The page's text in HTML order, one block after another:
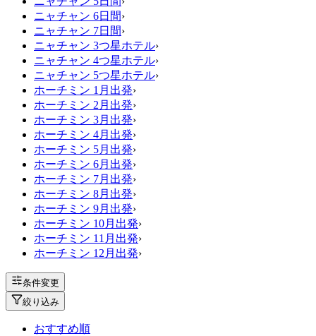
ニャチャン 6日間›
ニャチャン 7日間›
ニャチャン 3つ星ホテル›
ニャチャン 4つ星ホテル›
ニャチャン 5つ星ホテル›
ホーチミン 1月出発›
ホーチミン 2月出発›
ホーチミン 3月出発›
ホーチミン 4月出発›
ホーチミン 5月出発›
ホーチミン 6月出発›
ホーチミン 7月出発›
ホーチミン 8月出発›
ホーチミン 9月出発›
ホーチミン 10月出発›
ホーチミン 11月出発›
ホーチミン 12月出発›
条件変更
絞り込み
おすすめ順